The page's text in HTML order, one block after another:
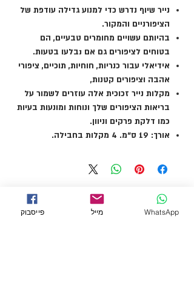
נייר שיוף נדרש כדי למנוע גדילה עודפת של
הציפורניים והמקור.
בהיותם עשויים מחומרים טבעיים, הם
בטוחים לציפורים גם אם נבלעו בטעות.
אידיאלי עבור כנריות, חוחיות, תוכיים, ציפורי
אהבה וציפורים קטנות,
מקלות נייר זכוכית אלה עוזרים לשמור על
בריאות הציפורים שלך ונוחות ומונעות בעיות
כמו דלקת פרקים וניוון.
אורך: 19 ס"מ. 4 מקלות בחבילה.
פייסבוק מייל WhatsApp